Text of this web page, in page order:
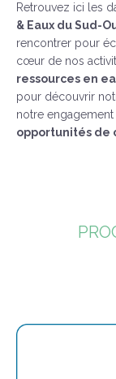
Retrouvez ici les
& Eaux du Sud-
rencontrer pour
cœur de nos
ressources en
pour découvrir
notre
opportunités de